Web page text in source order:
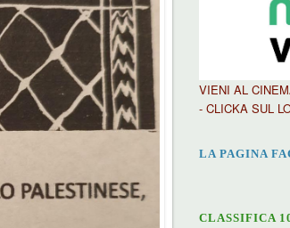
VIENI AL
- CLICKA SUL
LA PAGINA
CLASSIFICA